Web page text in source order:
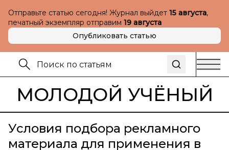
Отправьте статью сегодня! Журнал выйдет 15 августа,
печатный экземпляр отправим 19 августа
Опубликовать статью
МОЛОДОЙ УЧЁНЫЙ
Условия подбора рекламного
материала для применения в